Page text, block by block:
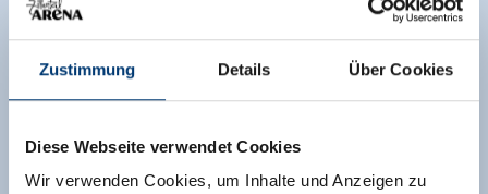
Zustimmung Details Über Cookies
Diese Webseite verwendet Cookies
Wir verwenden Cookies, um Inhalte und Anzeigen zu